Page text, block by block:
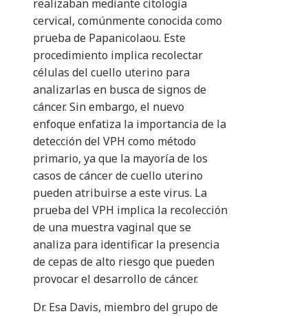
realizaban mediante citología
cervical, comúnmente conocida como
prueba de Papanicolaou. Este
procedimiento implica recolectar
células del cuello uterino para
analizarlas en busca de signos de
cáncer. Sin embargo, el nuevo
enfoque enfatiza la importancia de la
detección del VPH como método
primario, ya que la mayoría de los
casos de cáncer de cuello uterino
pueden atribuirse a este virus. La
prueba del VPH implica la recolección
de una muestra vaginal que se
analiza para identificar la presencia
de cepas de alto riesgo que pueden
provocar el desarrollo de cáncer.
Dr. Esa Davis, miembro del grupo de